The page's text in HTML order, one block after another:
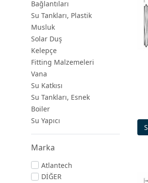
Bağlantıları
Su Tankları, Plastik
Musluk
Solar Duş
Kelepçe
Fitting Malzemeleri
Vana
Su Katkısı
Su Tankları, Esnek
Boiler
Su Yapıcı
Marka
Atlantech
DİĞER